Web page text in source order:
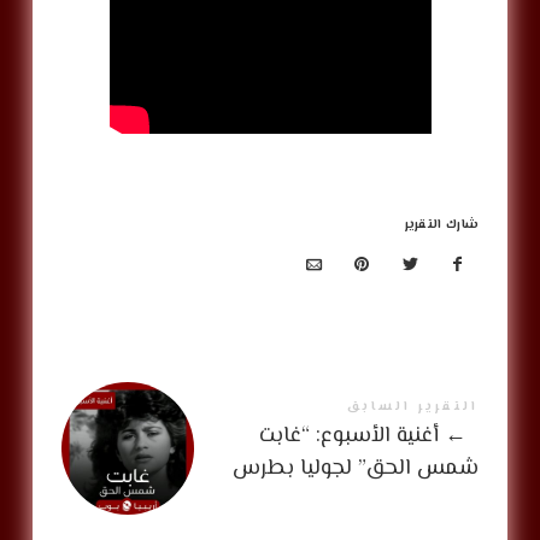
شارك التقرير
التقرير السابق
← أغنية الأسبوع: “غابت
شمس الحق” لجوليا بطرس